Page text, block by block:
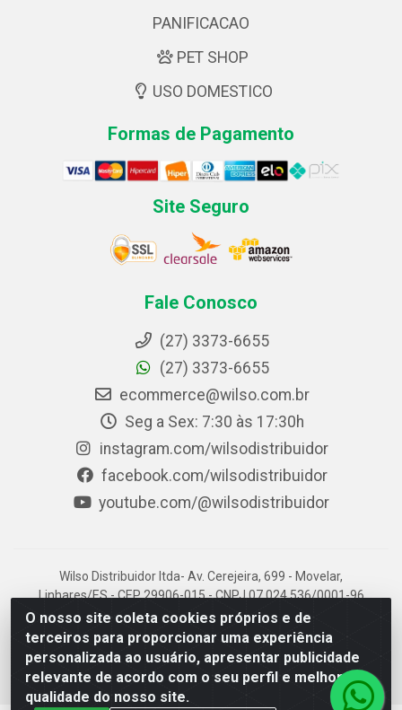
O nosso site coleta cookies próprios e de
terceiros para proporcionar uma experiência
personalizada ao usuário, apresentar publicidade
relevante de acordo com o seu perfil e melhorar a
qualidade do nosso site.
PANIFICACAO
PET SHOP
USO DOMESTICO
Formas de Pagamento
Site Seguro
Fale Conosco
(27) 3373-6655
(27) 3373-6655
ecommerce@wilso.com.br
Seg a Sex: 7:30 às 17:30h
instagram.com/wilsodistribuidor
facebook.com/wilsodistribuidor
youtube.com/@wilsodistribuidor
Wilso Distribuidor ltda- Av. Cerejeira, 699 - Movelar,
Linhares/ES - CEP 29906-015 - CNPJ 07.024.536/0001-96